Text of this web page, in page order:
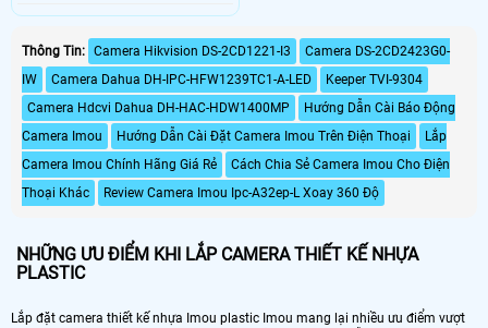
Thông Tin: Camera Hikvision DS-2CD1221-I3
Camera DS-2CD2423G0-
IW
Camera Dahua DH-IPC-HFW1239TC1-A-LED
Keeper TVI-9304
Camera Hdcvi Dahua DH-HAC-HDW1400MP
Hướng Dẫn Cài Báo Động
Camera Imou
Hướng Dẫn Cài Đặt Camera Imou Trên Điện Thoại
Lắp
Camera Imou Chính Hãng Giá Rẻ
Cách Chia Sẻ Camera Imou Cho Điện
Thoại Khác
Review Camera Imou Ipc-A32ep-L Xoay 360 Độ
NHỮNG ƯU ĐIỂM KHI LẮP CAMERA THIẾT KẾ NHỰA
PLASTIC
Lắp đặt camera thiết kế nhựa Imou plastic Imou mang lại nhiều ưu điểm vượt